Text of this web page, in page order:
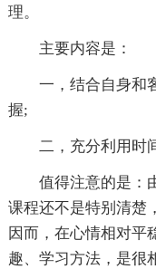
理。
主要内容是：
一，结合自身和
握;
二，充分利用时
值得注意的是：
课程还不是特别清楚
因而，在心情相对平
趣、学习方法，是很